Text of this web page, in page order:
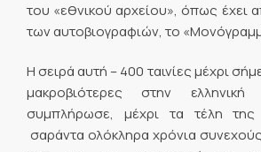
του «εθνικού αρχείου», όπως έχει
των αυτοβιογραφιών, το
Η σειρά αυτή – 400 ταινίες μέχρι
μακροβιότερες στην
συμπλήρωσε, μέχρι τα τέλη της
σαράντα ολόκληρα χρόνια